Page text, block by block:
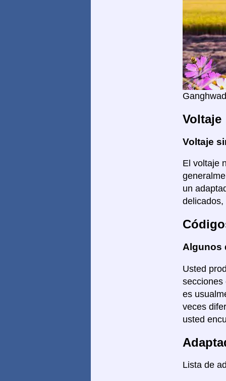
Voltaje
Voltaje
El voltaje
un
Algunos
Usted
secciones
es
veces
usted
Lista de